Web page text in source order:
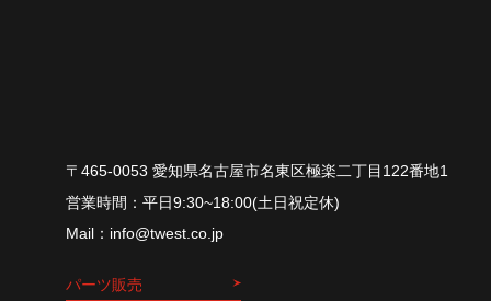
〒465-0053 愛知県名古屋市名東区極楽二丁目122番地1
平⽇9:30~18:00(⼟⽇祝定休)
info@twest.co.jp
パーツ販売